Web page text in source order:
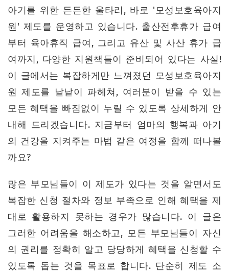
아기를 위한 든든한 울타리, 바로 '모성보호육아지
원' 제도를 운영하고 있습니다. 출산전후휴가 급여
부터 육아휴직 급여, 그리고 유산 및 사산 휴가 급
여까지, 다양한 지원책들이 준비되어 있다는 사실!
이 글에서는 복잡하게만 느껴졌던 모성보호육아지
원 제도를 낱낱이 파헤쳐, 여러분이 받을 수 있는
모든 혜택을 빠짐없이 누릴 수 있도록 상세하게 안
내해 드리겠습니다. 지금부터 엄마의 행복과 아기
의 건강을 지켜주는 마법 같은 여정을 함께 떠나볼
까요?
많은 부모님들이 이 제도가 있다는 것을 알면서도
복잡한 신청 절차와 정보 부족으로 인해 혜택을 제
대로 활용하지 못하는 경우가 많습니다. 이 글은
그러한 어려움을 해소하고, 모든 부모님들이 자신
의 권리를 정확히 알고 당당하게 혜택을 신청할 수
있도록 돕는 것을 목표로 합니다. 단순히 제도 소